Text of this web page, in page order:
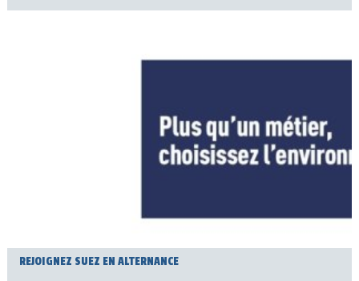
REJOIGNEZ SUEZ EN ALTERNANCE